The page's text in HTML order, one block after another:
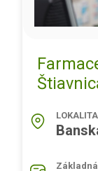
LOKALITA